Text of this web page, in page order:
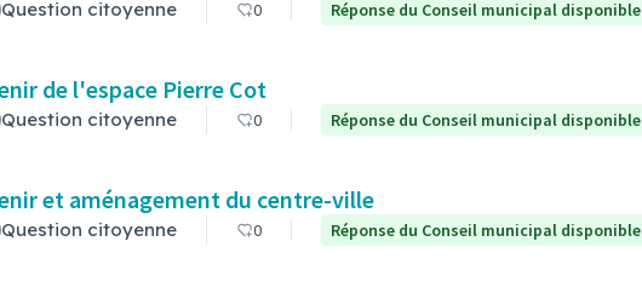
Question citoyenne 0 Réponse du Conseil municipal disponible
de l'espace Pierre Cot
Question citoyenne 0 Réponse du Conseil municipal disponible
et aménagement du centre-ville
Question citoyenne 0 Réponse du Conseil municipal disponible